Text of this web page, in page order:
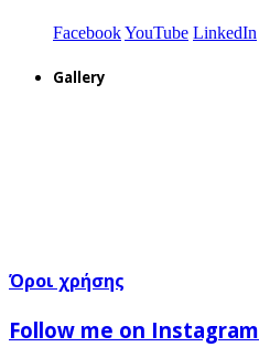
FacebookYouTube LinkedIn
Gallery
Όροι χρήσης
Follow me on Instagram